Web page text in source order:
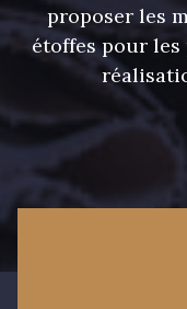
proposer les
étoffes pour les